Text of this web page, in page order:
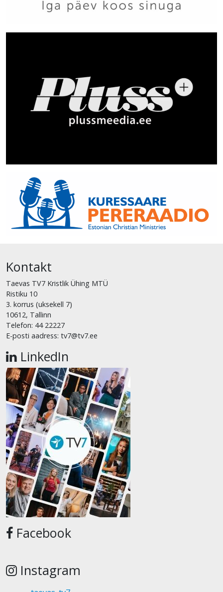
Kontakt
Taevas TV7 Kristlik Ühing MTÜ
Ristiku 10
3. korrus (uksekell 7)
10612, Tallinn
Telefon: 44 22227
E-posti aadress: tv7@tv7.ee
LinkedIn
Facebook
Instagram